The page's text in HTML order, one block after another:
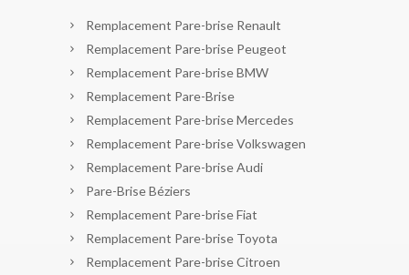
Remplacement Pare-brise Renault
Remplacement Pare-brise Peugeot
Remplacement Pare-brise BMW
Remplacement Pare-Brise
Remplacement Pare-brise Mercedes
Remplacement Pare-brise Volkswagen
Remplacement Pare-brise Audi
Pare-Brise Béziers
Remplacement Pare-brise Fiat
Remplacement Pare-brise Toyota
Remplacement Pare-brise Citroen